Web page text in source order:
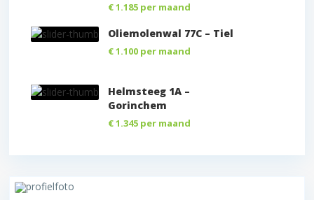
€ 1.185 per maand
Oliemolenwal 77C – Tiel
€ 1.100 per maand
Helmsteeg 1A –
Gorinchem
€ 1.345 per maand